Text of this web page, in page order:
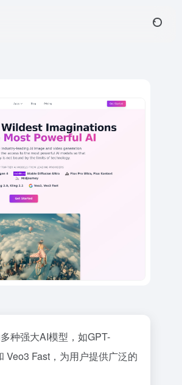
种强大AI模型，如GPT-
Fast，为用户提供广泛的